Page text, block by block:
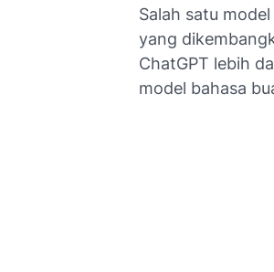
Salah satu
yang
ChatGPT lebih
model bahasa